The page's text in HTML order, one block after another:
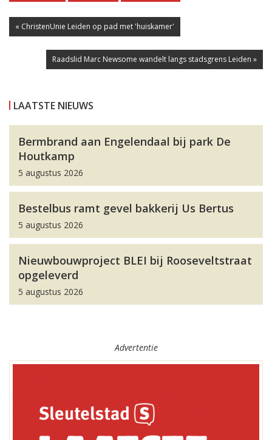
« ChristenUnie Leiden op pad met 'huiskamer'
Raadslid Marc Newsome wandelt langs stadsgrens Leiden »
LAATSTE NIEUWS
Bermbrand aan Engelendaal bij park De
Houtkamp
5 augustus 2026
Bestelbus ramt gevel bakkerij Us Bertus
5 augustus 2026
Nieuwbouwproject BLEI bij Rooseveltstraat
opgeleverd
5 augustus 2026
Advertentie